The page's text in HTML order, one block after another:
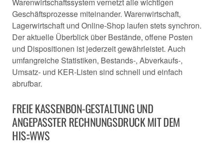
Geschäftsprozesse miteinander. Warenwirtschaft,
Lagerwirtschaft und Online-Shop laufen stets synchron.
Der aktuelle Überblick über Bestände, offene Posten
und Dispositionen ist jederzeit gewährleistet. Auch
umfangreiche Statistiken, Bestands-, Abverkaufs-,
Umsatz- und KER-Listen sind schnell und einfach
abrufbar.
FREIE KASSENBON-GESTALTUNG UND
ANGEPASSTER RECHNUNGSDRUCK MIT DEM
HIS::WWS